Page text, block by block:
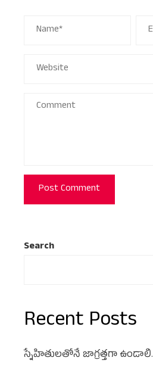
Search
Recent Posts
స్నేహితులతోనే జాగ్రత్తగా ఉండాలి.